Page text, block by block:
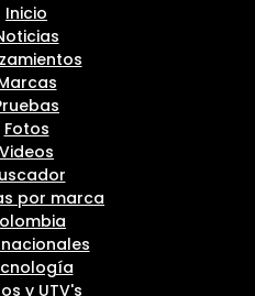
Inicio
Fotos
Videos
por marca
y UTV's